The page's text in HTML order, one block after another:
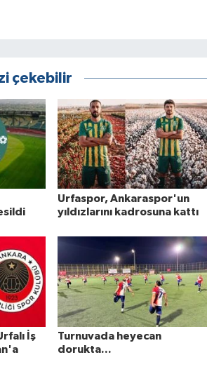
çekebilir
Urfaspor, Ankaraspor'un
yıldızlarını kadrosuna kattı
İş
Turnuvada heyecan
dorukta...